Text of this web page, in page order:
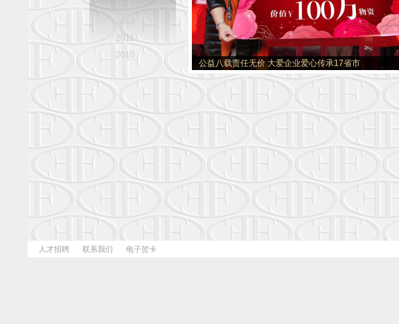
2012
2011
2010
公益八载责任无价 大爱企业爱心传承17省市
人才招聘 联系我们 电子贺卡